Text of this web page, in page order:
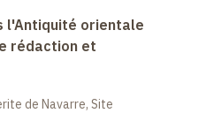
l'Antiquité orientale
rédaction et
de Navarre, Site